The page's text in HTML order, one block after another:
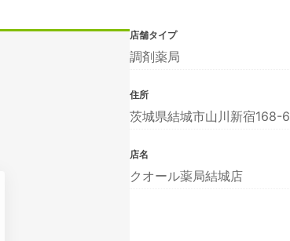
店舗タイプ
調剤薬局
住所
茨城県結城市山川新宿168-6
店名
クオール薬局結城店